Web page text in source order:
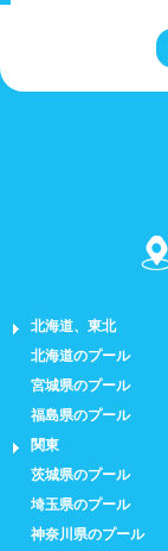
北海道、東北
北海道のプール
宮城県のプール
福島県のプール
関東
茨城県のプール
埼玉県のプール
神奈川県のプール
7レーン以上
水泳帽必ず被る